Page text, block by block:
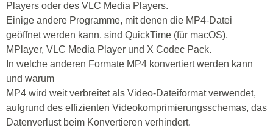
Players oder des VLC Media Players.
Einige andere Programme, mit denen die MP4-Datei
geöffnet werden kann, sind QuickTime (für macOS),
MPlayer, VLC Media Player und X Codec Pack.
In welche anderen Formate MP4 konvertiert werden kann
und warum
MP4 wird weit verbreitet als Video-Dateiformat verwendet,
aufgrund des effizienten Videokomprimierungsschemas, das
Datenverlust beim Konvertieren verhindert.